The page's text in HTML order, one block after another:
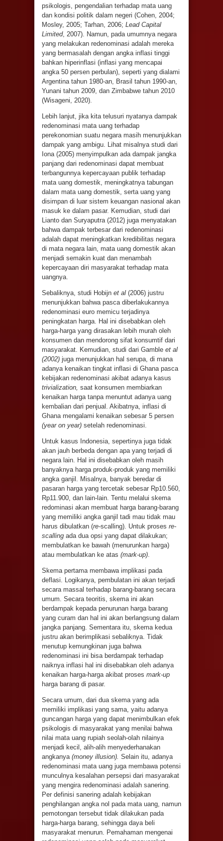
psikologis, pengendalian terhadap mata uang
dan kondisi politik dalam negeri (Cohen, 2004;
Mosley, 2005; Tarhan, 2006; Lead Capital
Limited, 2007). Namun, pada umumnya negara
yang melakukan redenominasi adalah mereka
yang bermasalah dengan angka inflasi tinggi
bahkan hiperinflasi (inflasi yang mencapai
angka 50 persen perbulan), seperti yang dialami
Argentina tahun 1980-an, Brasil tahun 1990-an,
Yunani tahun 2009, dan Zimbabwe tahun 2010
(Wisageni, 2020).
Lebih lanjut, jika kita telusuri nyatanya dampak
redenominasi mata uang terhadap
perekonomian suatu negara masih menunjukkan
dampak yang ambigu. Lihat misalnya studi dari
Iona (2005) menyimpulkan ada dampak jangka
panjang dari redenominasi dapat membuat
terbangunnya kepercayaan publik terhadap
mata uang domestik, meningkatnya tabungan
dalam mata uang domestik, serta uang yang
disimpan di luar sistem keuangan nasional akan
masuk ke dalam pasar. Kemudian, studi dari
Lianto dan Suryaputra (2012) juga menyatakan
bahwa dampak terbesar dari redenominasi
adalah dapat meningkatkan kredibilitas negara
di mata negara lain, mata uang domestik akan
menjadi semakin kuat dan menambah
kepercayaan diri masyarakat terhadap mata
uangnya.
Sebaliknya, studi Hobijn et al (2006) justru
menunjukkan bahwa pasca diberlakukannya
redenominasi euro memicu terjadinya
peningkatan harga. Hal ini disebabkan oleh
harga-harga yang dirasakan lebih murah oleh
konsumen dan mendorong sifat konsumtif dari
masyarakat. Kemudian, studi dari Gamble et al
(2002) juga menunjukkan hal serupa, di mana
adanya kenaikan tingkat inflasi di Ghana pasca
kebijakan redenominasi akibat adanya kasus
trivialization, saat konsumen membiarkan
kenaikan harga tanpa menuntut adanya uang
kembalian dari penjual. Akibatnya, inflasi di
Ghana mengalami kenaikan sebesar 5 persen
(year on year) setelah redenominasi.
Untuk kasus Indonesia, sepertinya juga tidak
akan jauh berbeda dengan apa yang terjadi di
negara lain. Hal ini disebabkan oleh masih
banyaknya harga produk-produk yang memiliki
angka ganjil. Misalnya, banyak beredar di
pasaran harga yang tercetak sebesar Rp10.560,
Rp11.900, dan lain-lain. Tentu melalui skema
redominasi akan membuat harga barang-barang
yang memiliki angka ganjil tadi mau tidak mau
harus dibulatkan (re-scalling). Untuk proses re-
scalling ada dua opsi yang dapat dilakukan;
membulatkan ke bawah (menurunkan harga)
atau membulatkan ke atas (mark-up).
Skema pertama membawa implikasi pada
deflasi. Logikanya, pembulatan ini akan terjadi
secara massal terhadap barang-barang secara
umum. Secara teoritis, skema ini akan
berdampak kepada penurunan harga barang
yang curam dan hal ini akan berlangsung dalam
jangka panjang. Sementara itu, skema kedua
justru akan berimplikasi sebaliknya. Tidak
menutup kemungkinan juga bahwa
redenominasi ini bisa berdampak terhadap
naiknya inflasi hal ini disebabkan oleh adanya
kenaikan harga-harga akibat proses mark-up
harga barang di pasar.
Secara umum, dari dua skema yang ada
memiliki implikasi yang sama, yaitu adanya
guncangan harga yang dapat menimbulkan efek
psikologis di masyarakat yang menilai bahwa
nilai mata uang rupiah seolah-olah nilainya
menjadi kecil, alih-alih menyederhanakan
angkanya (money illusion). Selain itu, adanya
redenominasi mata uang juga membawa potensi
munculnya kesalahan persepsi dari masyarakat
yang mengira redenominasi adalah sanering.
Per definisi sanering adalah kebijakan
penghilangan angka nol pada mata uang, namun
pemotongan tersebut tidak dilakukan pada
harga-harga barang, sehingga daya beli
masyarakat menurun. Pemahaman mengenai